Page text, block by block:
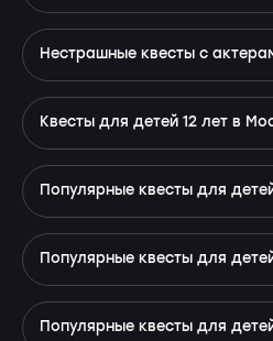
Нестрашные квесты с
Квесты для детей 12 лет в
Популярные квесты для
Популярные квесты для
Популярные квесты для